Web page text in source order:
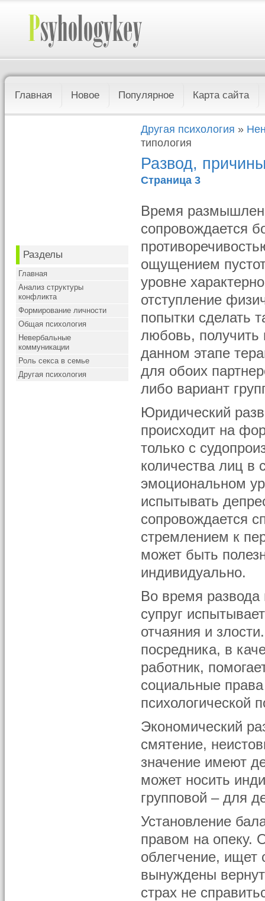
Главная Новое Популярное Карта сайта
Разделы
Главная
Анализ структуры
конфликта
Формирование личности
Общая психология
Невербальные
коммуникации
Роль секса в семье
Другая психология
Другая психология »
типология
Развод,
Страница 3
Время
сопровождается
ощущением
уровне
отступление
попытки сделать
любовь,
данном этапе
для обоих
либо вариант
Юридический
происходит на
только с
количества лиц в
эмоциональном
испытывать
сопровождается
стремлением к
может быть
индивидуально.
Во время развода
супруг
отчаяния и
посредника, в
работник,
социальные
психологической
Экономический
смятение,
значение имеют
может носить
групповой – для
Установление
правом на опеку.
облегчение, ищет
вынуждены
страх не